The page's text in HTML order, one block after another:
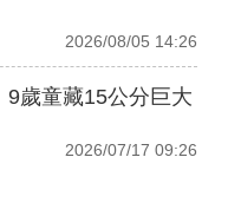
2026/08/05 14:26
9歲童藏15公分巨大
2026/07/17 09:26